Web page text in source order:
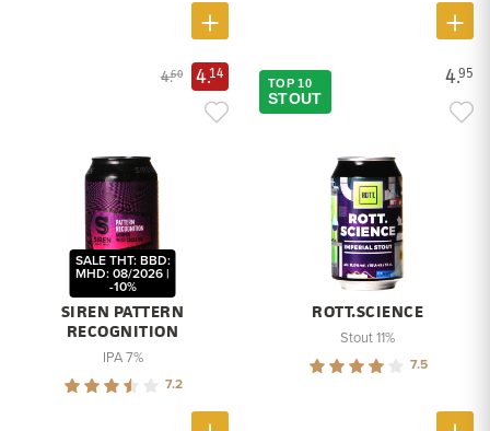
4.60 4.14
SIREN PATTERN
RECOGNITION
SALE THT: BBD:
MHD: 08/2026 |
-10%
IPA 7%
7.2
4.95
TOP 10
STOUT
ROTT.SCIENCE
Stout 11%
7.5